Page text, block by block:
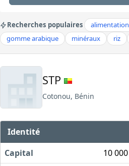
Recherches populaires alimentation
gomme arabique
minéraux riz
STP
Cotonou, Bénin
Identité
Capital
10 000